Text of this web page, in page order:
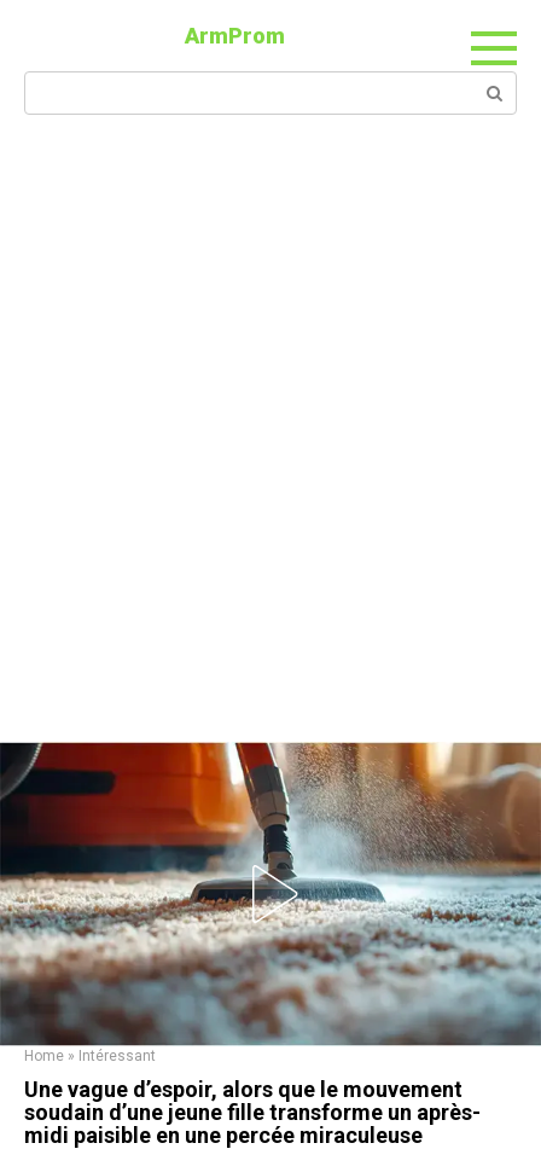
ArmProm
Home » Intéressant
Une vague d’espoir, alors que le mouvement
soudain d’une jeune fille transforme un après-
midi paisible en une percée miraculeuse